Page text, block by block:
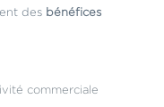
des bénéfices
commerciale